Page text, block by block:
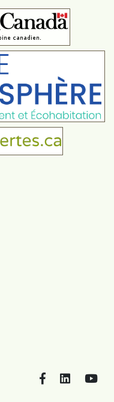
FacebookLinkedIn